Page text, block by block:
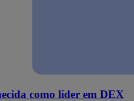
como líder em DEX